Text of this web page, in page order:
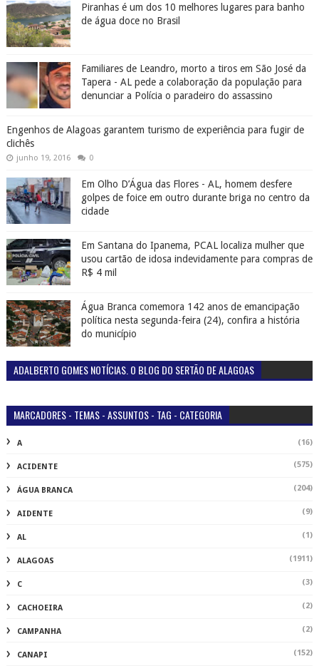
Piranhas é um dos 10 melhores lugares para banho
de água doce no Brasil
Familiares de Leandro, morto a tiros em São José da
Tapera - AL pede a colaboração da população para
denunciar a Polícia o paradeiro do assassino
Engenhos de Alagoas garantem turismo de experiência para fugir de
clichês
junho 19, 2016 0
Em Olho D’Água das Flores - AL, homem desfere
golpes de foice em outro durante briga no centro da
cidade
Em Santana do Ipanema, PCAL localiza mulher que
usou cartão de idosa indevidamente para compras de
R$ 4 mil
Água Branca comemora 142 anos de emancipação
política nesta segunda-feira (24), confira a história
do município
ADALBERTO GOMES NOTÍCIAS. O BLOG DO SERTÃO DE ALAGOAS
MARCADORES - TEMAS - ASSUNTOS - TAG - CATEGORIA
A (16)
ACIDENTE (575)
ÁGUA BRANCA (204)
AIDENTE (9)
AL (1)
ALAGOAS (1911)
C (3)
CACHOEIRA (2)
CAMPANHA (2)
CANAPI (152)